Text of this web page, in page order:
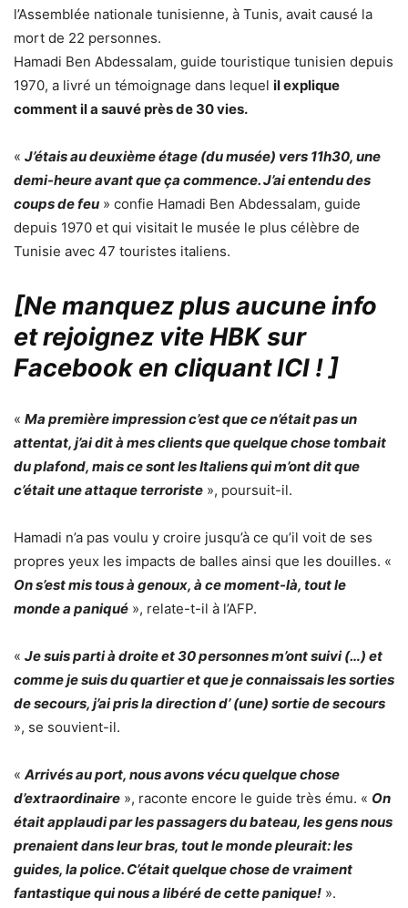
l’Assemblée nationale tunisienne, à Tunis, avait causé la
mort de 22 personnes.
Hamadi Ben Abdessalam, guide touristique tunisien depuis
1970, a livré un témoignage dans lequel il explique
comment il a sauvé près de 30 vies.
« J’étais au deuxième étage (du musée) vers 11h30, une
demi-heure avant que ça commence. J’ai entendu des
coups de feu » confie Hamadi Ben Abdessalam, guide
depuis 1970 et qui visitait le musée le plus célèbre de
Tunisie avec 47 touristes italiens.
[Ne manquez plus aucune info
et rejoignez vite HBK sur
Facebook en cliquant ICI !]
« Ma première impression c’est que ce n’était pas un
attentat, j’ai dit à mes clients que quelque chose tombait
du plafond, mais ce sont les Italiens qui m’ont dit que
c’était une attaque terroriste », poursuit-il.
Hamadi n’a pas voulu y croire jusqu’à ce qu’il voit de ses
propres yeux les impacts de balles ainsi que les douilles. «
On s’est mis tous à genoux, à ce moment-là, tout le
monde a paniqué », relate-t-il à l’AFP.
« Je suis parti à droite et 30 personnes m’ont suivi (…) et
comme je suis du quartier et que je connaissais les sorties
de secours, j’ai pris la direction d’ (une) sortie de secours
», se souvient-il.
« Arrivés au port, nous avons vécu quelque chose
d’extraordinaire », raconte encore le guide très ému. « On
était applaudi par les passagers du bateau, les gens nous
prenaient dans leur bras, tout le monde pleurait: les
guides, la police. C’était quelque chose de vraiment
fantastique qui nous a libéré de cette panique! ».